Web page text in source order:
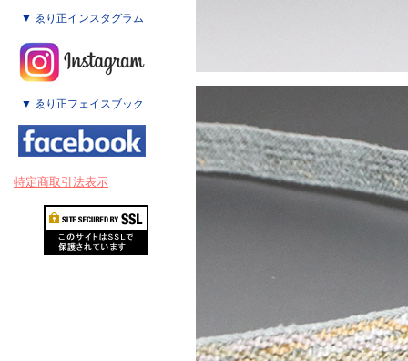
▼ ゑり正インスタグラム
▼ ゑり正フェイスブック
特定商取引法表示